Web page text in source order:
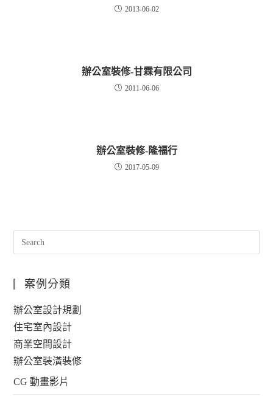
2013-06-02
辦公室裝修-甘霖有限公司
2011-06-06
辦公室裝修-隆福行
2017-05-09
案例分類
辦公室設計規劃
住宅室內設計
商業空間設計
辦公室裝潢裝修
CG 動畫影片